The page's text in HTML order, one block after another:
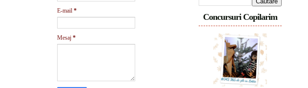
Concursuri Copilarim
E-mail *
Mesaj *